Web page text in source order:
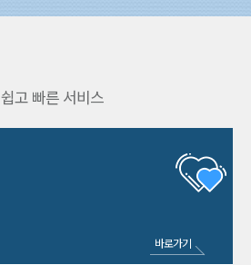
쉽고 빠른 서비스
바로가기